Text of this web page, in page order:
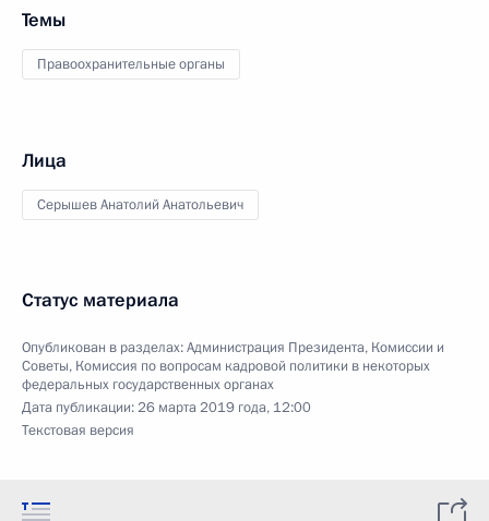
Темы
Правоохранительные органы
Лица
Серышев Анатолий Анатольевич
Статус материала
Опубликован в разделах:Администрация Президента, Комиссии и
Советы, Комиссия по вопросам кадровой политики в некоторых
федеральных государственных органах
Дата публикации:26 марта 2019 года, 12:00
Текстовая версия